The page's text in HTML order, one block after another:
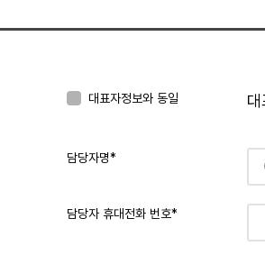
대표자정보와 동일
담당자명*
담당자 휴대전화 번호*